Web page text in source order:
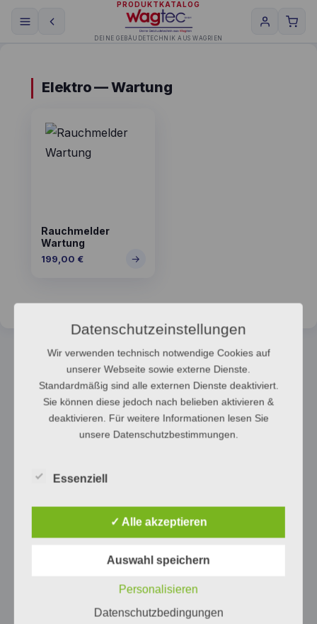
PRODUKTKATALOG
DEINE GEBÄUDETECHNIK AUS WAGRIEN
Elektro — Wartung
Rauchmelder
Wartung
199,00 € →
Datenschutzeinstellungen
Wir verwenden technisch notwendige Cookies auf
unserer Webseite sowie externe Dienste.
Standardmäßig sind alle externen Dienste deaktiviert.
Sie können diese jedoch nach belieben aktivieren &
deaktivieren. Für weitere Informationen lesen Sie
unsere Datenschutzbestimmungen.
Essenziell
✓ Alle akzeptieren
Auswahl speichern
Personalisieren
Datenschutzbedingungen